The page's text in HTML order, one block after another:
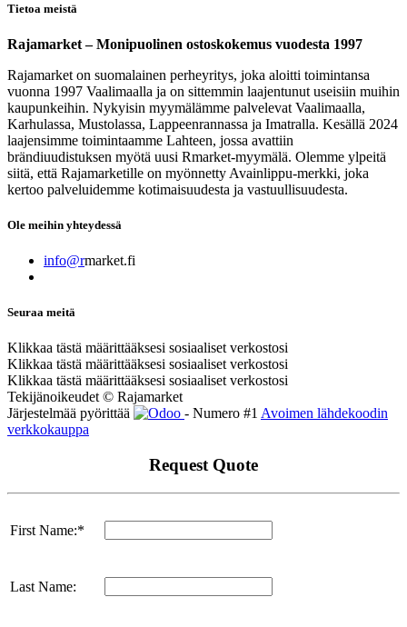
Tietoa meistä
Rajamarket – Monipuolinen ostoskokemus vuodesta 1997
Rajamarket on suomalainen perheyritys, joka aloitti toimintansa
vuonna 1997 Vaalimaalla ja on sittemmin laajentunut useisiin muihin
kaupunkeihin. Nykyisin myymälämme palvelevat Vaalimaalla,
Karhulassa, Mustolassa, Lappeenrannassa ja Imatralla. Kesällä 2024
laajensimme toimintaamme Lahteen, jossa avattiin
brändiuudistuksen myötä uusi Rmarket-myymälä. Olemme ylpeitä
siitä, että Rajamarketille on myönnetty Avainlippu-merkki, joka
kertoo palveluidemme kotimaisuudesta ja vastuullisuudesta.
Ole meihin yhteydessä
info@rmarket.fi
Seuraa meitä
Klikkaa tästä määrittääksesi sosiaaliset verkostosi
Klikkaa tästä määrittääksesi sosiaaliset verkostosi
Klikkaa tästä määrittääksesi sosiaaliset verkostosi
Tekijänoikeudet © Rajamarket
Järjestelmää pyörittää
- Numero #1 Avoimen lähdekoodin
verkkokauppa
Request Quote
First Name:*
Last Name: